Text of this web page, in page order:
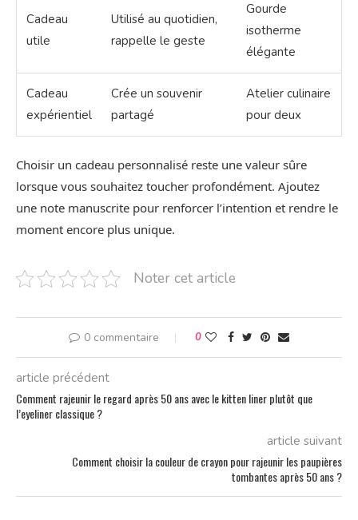
Cadeau
utile
Utilisé au quotidien,
rappelle le geste
Gourde
isotherme
élégante
Cadeau
expérientiel
Crée un souvenir
partagé
Atelier culinaire
pour deux
Choisir un cadeau personnalisé reste une valeur sûre
lorsque vous souhaitez toucher profondément. Ajoutez
une note manuscrite pour renforcer l’intention et rendre le
moment encore plus unique.
Noter cet article
0 commentaire 0
article précédent
Comment rajeunir le regard après 50 ans avec le kitten liner plutôt que
l’eyeliner classique ?
article suivant
Comment choisir la couleur de crayon pour rajeunir les paupières
tombantes après 50 ans ?